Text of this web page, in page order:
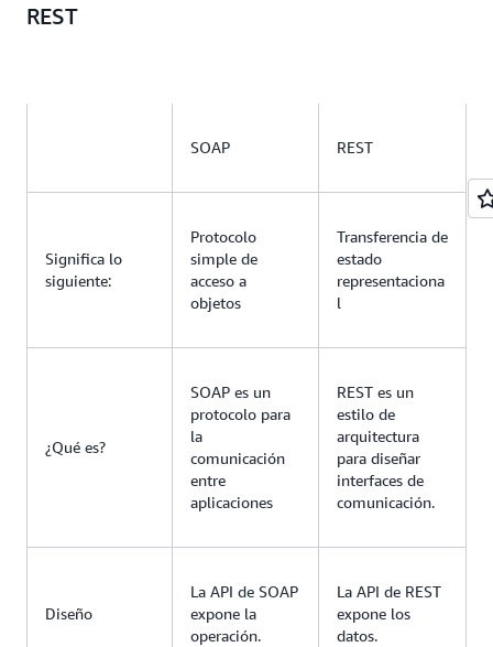
REST
SOAP REST
Significa lo
siguiente:
Protocolo
simple de
acceso a
objetos
Transferencia de
estado
representaciona
l
¿Qué es?
SOAP es un
protocolo para
la
comunicación
entre
aplicaciones
REST es un
estilo de
arquitectura
para diseñar
interfaces de
comunicación.
Diseño
La API de SOAP
expone la
operación.
La API de REST
expone los
datos.